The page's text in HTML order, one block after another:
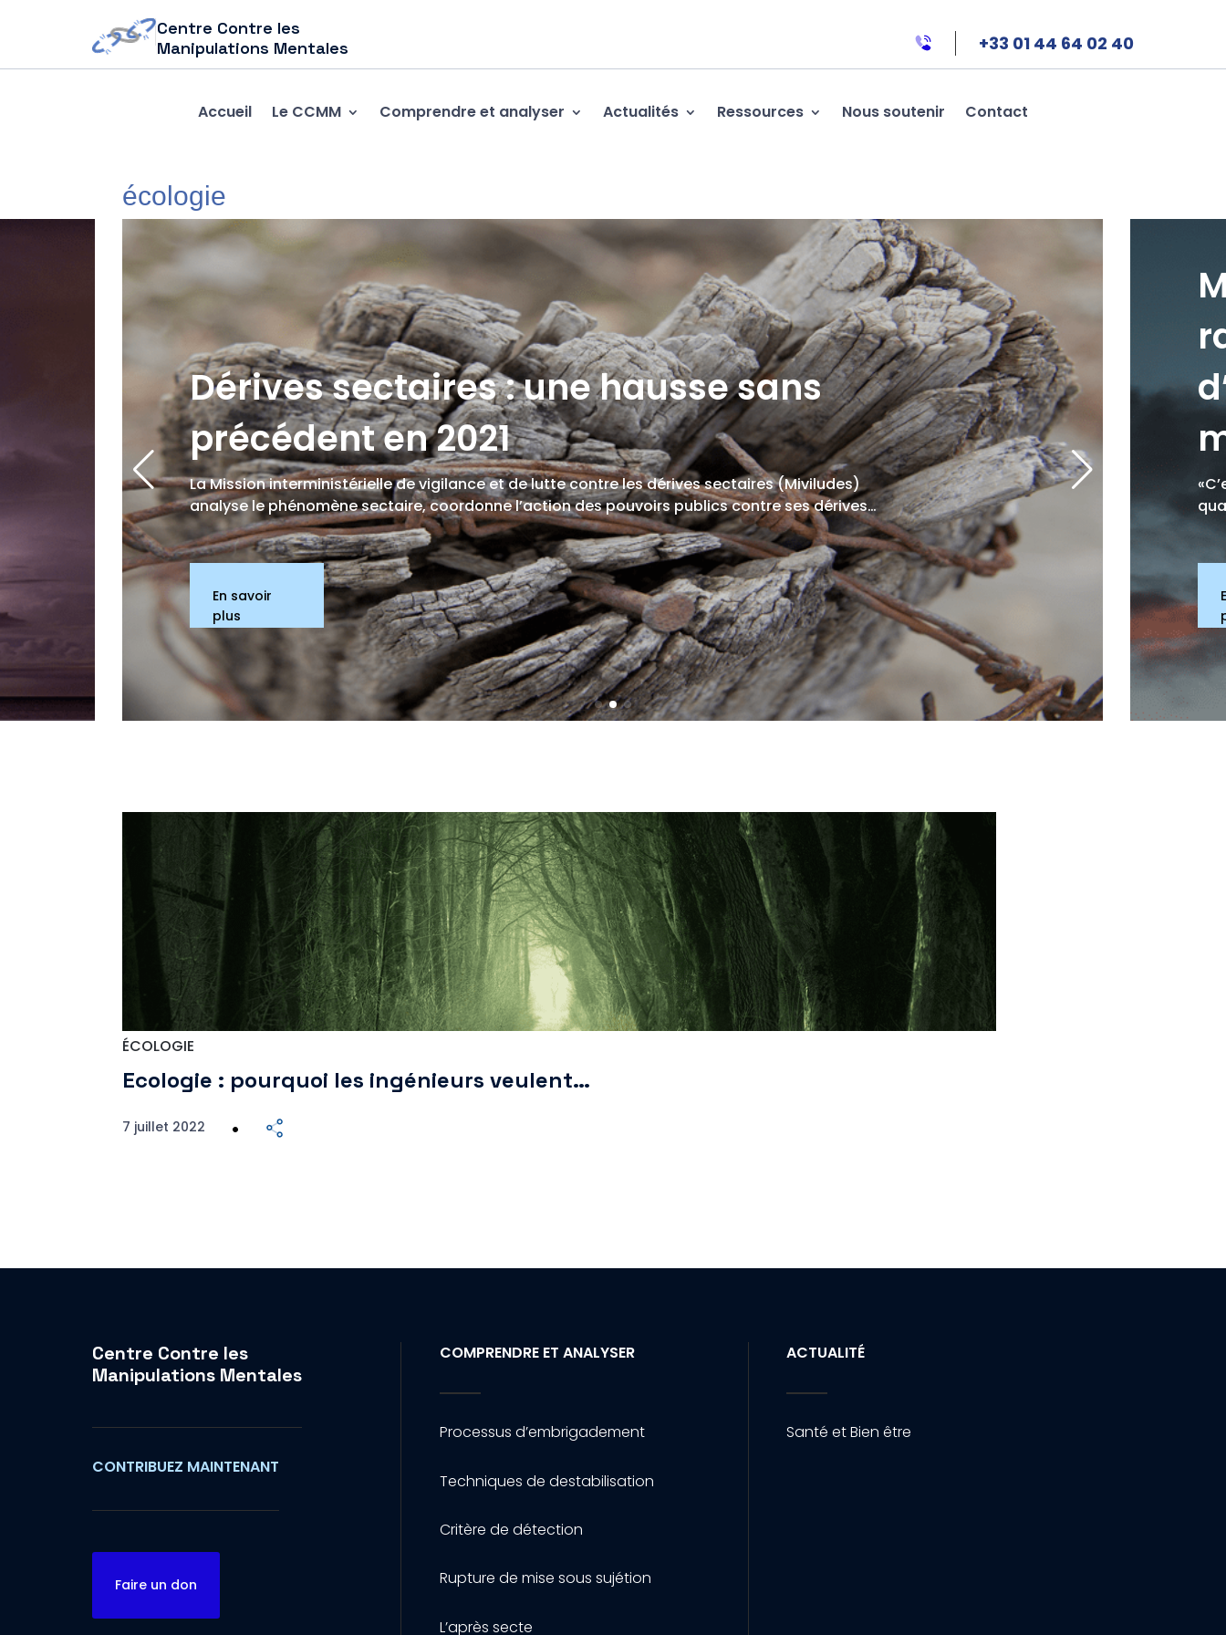
Centre Contre les
Manipulations Mentales
+33 01 44 64 02 40
Accueil Le CCMM Comprendre et analyser Actualités Ressources Nous soutenir Contact
écologie
Dérives sectaires : une hausse sans
précédent en 2021
La Mission interministérielle de vigilance et de lutte contre les dérives sectaires (Miviludes)
analyse le phénomène sectaire, coordonne l’action des pouvoirs publics contre ses dérives…
En savoir
plus
ÉCOLOGIE
Ecologie : pourquoi les ingénieurs veulent…
7 juillet 2022
Centre Contre les
Manipulations Mentales
CONTRIBUEZ MAINTENANT
Faire un don
COMPRENDRE ET ANALYSER
Processus d’embrigadement
Techniques de destabilisation
Critère de détection
Rupture de mise sous sujétion
L’après secte
ACTUALITÉ
Santé et Bien être